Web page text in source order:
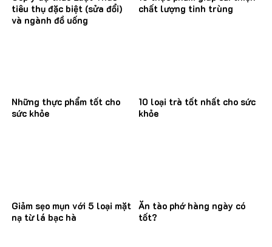
tiêu thụ đặc biệt (sửa đổi)
và ngành đồ uống
chất lượng tinh trùng
Những thực phẩm tốt cho
sức khỏe
10 loại trà tốt nhất cho sức
khỏe
Giảm sẹo mụn với 5 loại mặt
nạ từ lá bạc hà
Ăn tào phớ hàng ngày có
tốt?